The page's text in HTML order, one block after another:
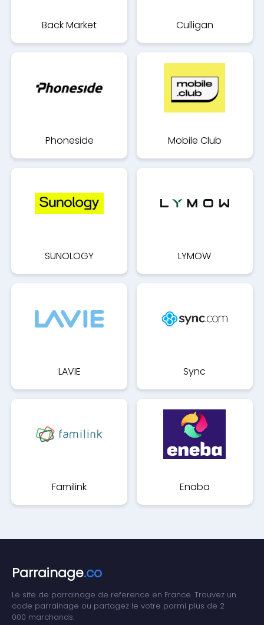
Back Market Culligan
Phoneside Mobile Club
SUNOLOGY LYMOW
LAVIE Sync
Familink Enaba
Parrainage.co
Le site de parrainage de reference en France. Trouvez un
code parrainage ou partagez le votre parmi plus de 2
000 marchands.